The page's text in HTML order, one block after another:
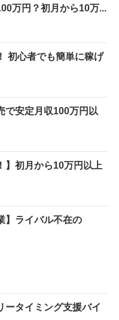
万円？初月から10万...
初心者でも簡単に稼げ
で安定月収100万円以
】初月から10万円以上
】ライバル不在の
ータイミング支援バイ